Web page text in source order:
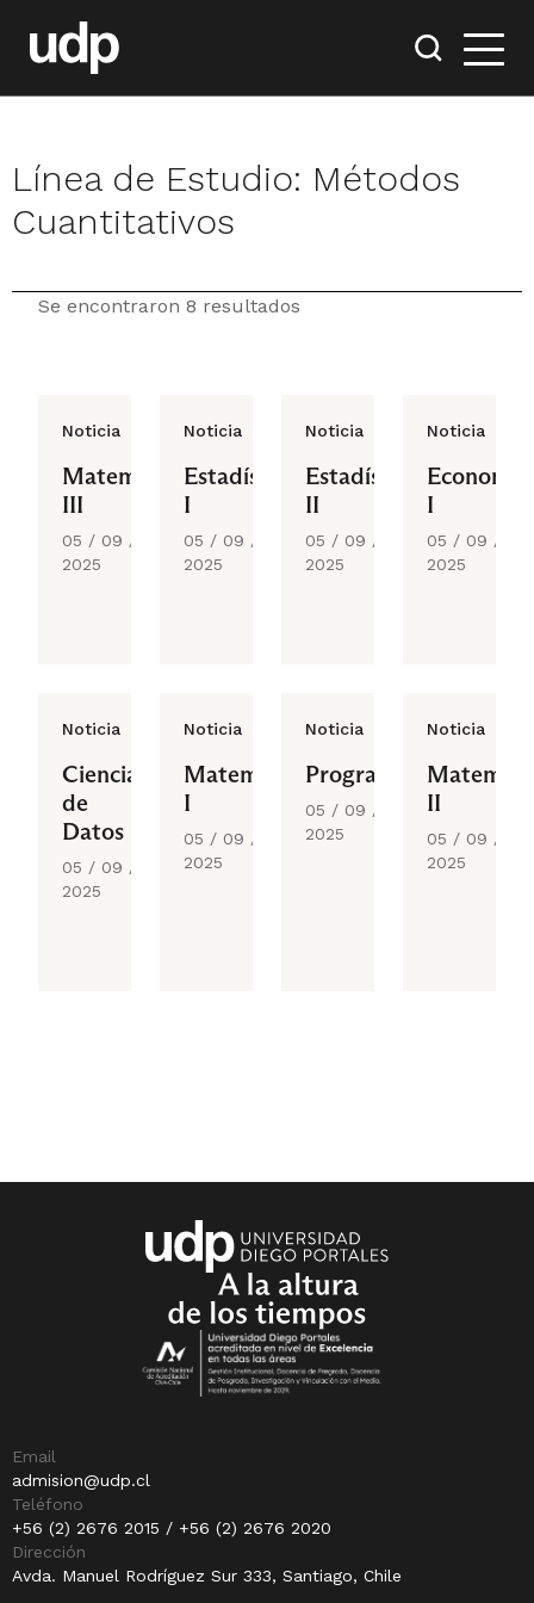
Línea de Estudio: Métodos
Cuantitativos
Se encontraron 8 resultados
Noticia
Matemáticas
III
05 / 09 /
2025
Noticia
Estadística
I
05 / 09 /
2025
Noticia
Estadística
II
05 / 09 /
2025
Noticia
I
05 / 09 /
2025
Noticia
Ciencia
de
Datos
05 / 09 /
2025
Noticia
Matemática
I
05 / 09 /
2025
Noticia
Programación
05 / 09 /
2025
Noticia
II
05 / 09 /
2025
Email
admision@udp.cl
Teléfono
+56 (2) 2676 2015 / +56 (2) 2676 2020
Dirección
Avda. Manuel Rodríguez Sur 333, Santiago, Chile